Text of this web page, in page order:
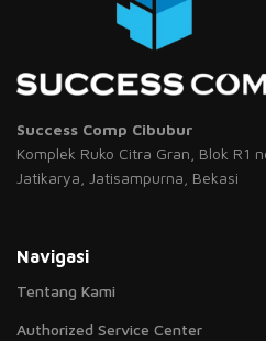
Success Comp Cibubur
Komplek Ruko Citra Gran, Blok R1
Jatikarya, Jatisampurna, Bekasi
Navigasi
Tentang Kami
Authorized Service Center